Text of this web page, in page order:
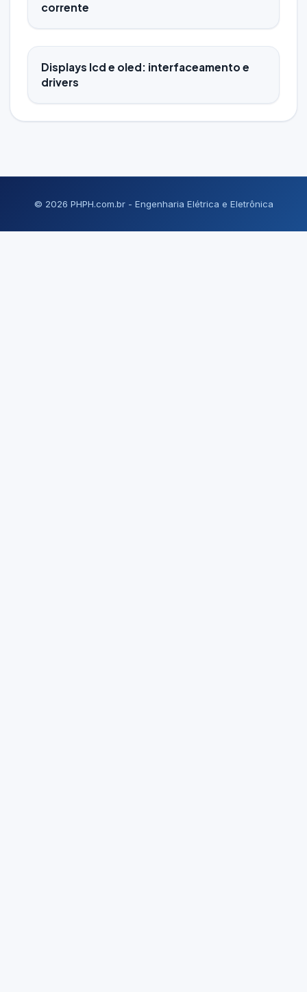
corrente
Displays lcd e oled: interfaceamento e
drivers
© 2026 PHPH.com.br - Engenharia Elétrica e Eletrônica